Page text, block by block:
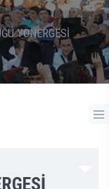
YÖNERGESİ